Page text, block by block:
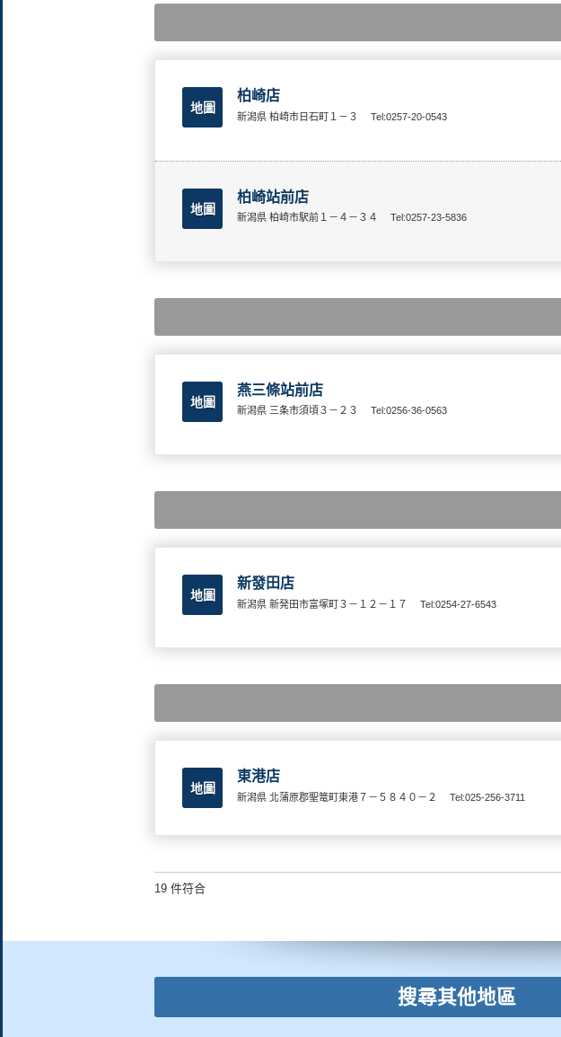
地圖
柏崎店
新潟県 柏崎市日石町１－３ Tel:0257-20-0543
地圖
柏崎站前店
新潟県 柏崎市駅前１－４－３４ Tel:0257-23-5836
地圖
燕三條站前店
新潟県 三条市須頃３－２３ Tel:0256-36-0563
地圖
新發田店
新潟県 新発田市富塚町３－１２－１７ Tel:0254-27-6543
地圖
東港店
新潟県 北蒲原郡聖篭町東港７－５８４０－２ Tel:025-256-3711
19 件符合
搜尋其他地區